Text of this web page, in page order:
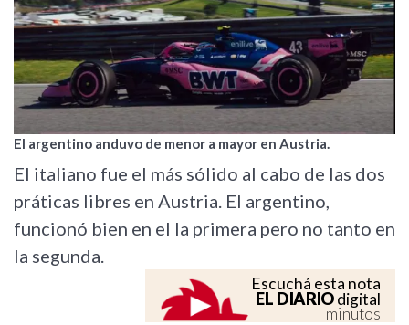
El argentino anduvo de menor a mayor en Austria.
El italiano fue el más sólido al cabo de las dos
práticas libres en Austria. El argentino,
funcionó bien en el la primera pero no tanto en
la segunda.
Escuchá esta nota
EL DIARIOdigital
minutos